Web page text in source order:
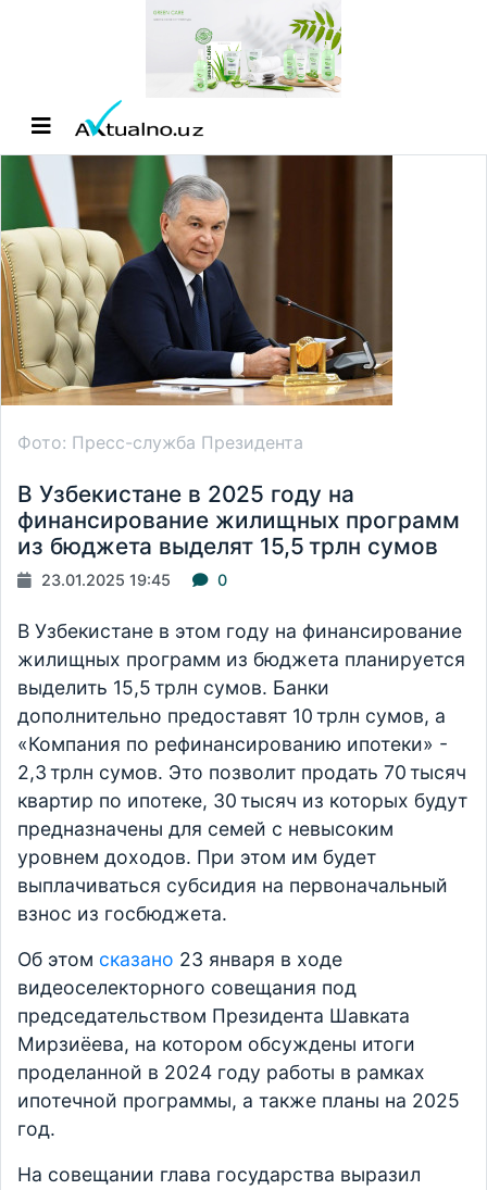
Фото: Пресс-служба Президента
В Узбекистане в 2025 году на
финансирование жилищных программ
из бюджета выделят 15,5 трлн сумов
23.01.2025 19:45 0
В Узбекистане в этом году на финансирование
жилищных программ из бюджета планируется
выделить 15,5 трлн сумов. Банки
дополнительно предоставят 10 трлн сумов, а
«Компания по рефинансированию ипотеки» -
2,3 трлн сумов. Это позволит продать 70 тысяч
квартир по ипотеке, 30 тысяч из которых будут
предназначены для семей с невысоким
уровнем доходов. При этом им будет
выплачиваться субсидия на первоначальный
взнос из госбюджета.
Об этом сказано 23 января в ходе
видеоселекторного совещания под
председательством Президента Шавката
Мирзиёева, на котором обсуждены итоги
проделанной в 2024 году работы в рамках
ипотечной программы, а также планы на 2025
год.
На совещании глава государства выразил